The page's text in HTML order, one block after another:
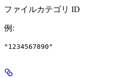
ファイルカテゴリ ID
例 :
"1234567890"